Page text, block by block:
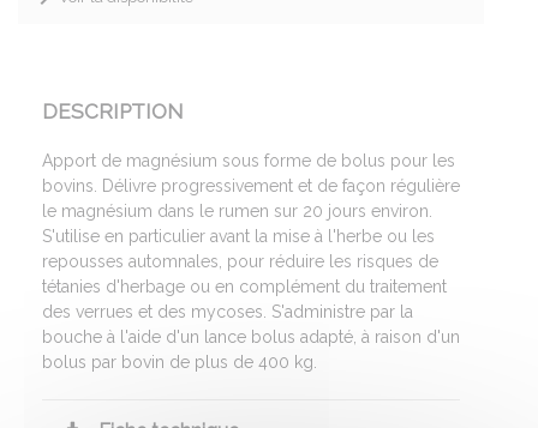
DESCRIPTION
Apport de magnésium sous forme de bolus pour les
bovins. Délivre progressivement et de façon régulière
le magnésium dans le rumen sur 20 jours environ.
S'utilise en particulier avant la mise à l'herbe ou les
repousses automnales, pour réduire les risques de
tétanies d'herbage ou en complément du traitement
des verrues et des mycoses. S'administre par la
bouche à l'aide d'un lance bolus adapté, à raison d'un
bolus par bovin de plus de 400 kg.